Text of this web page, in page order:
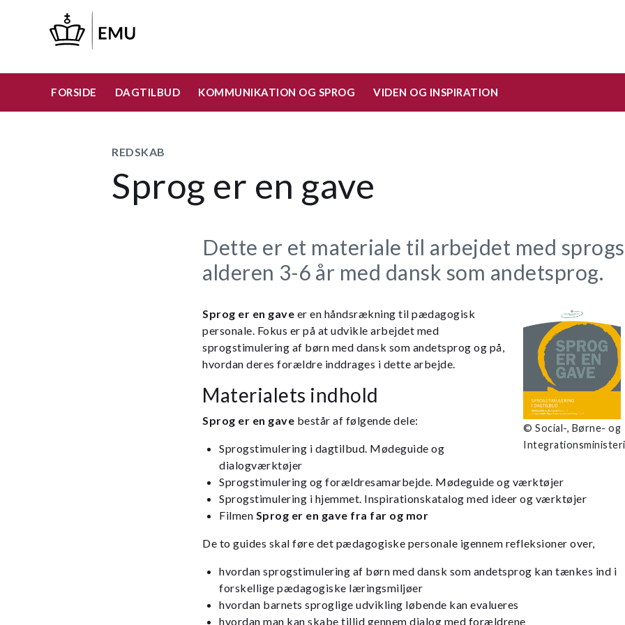
hovedindhold
FORSIDE DAGTILBUD KOMMUNIKATION OG SPROG VIDEN OG INSPIRATION
REDSKAB
Sprog er en gave
Dette er et materiale til arbejdet med
alderen 3-6 år med dansk som andetsprog.
© Social-, Børne- og
Sprog er en gave er en håndsrækning til pædagogisk
personale. Fokus er på at udvikle arbejdet med
sprogstimulering af børn med dansk som andetsprog og på,
hvordan deres forældre inddrages i dette arbejde.
Materialets indhold
Sprog er en gave består af følgende dele:
Sprogstimulering i dagtilbud. Mødeguide og
dialogværktøjer
Sprogstimulering og forældresamarbejde. Mødeguide og værktøjer
Sprogstimulering i hjemmet. Inspirationskatalog med ideer og værktøjer
Filmen Sprog er en gave fra far og mor
De to guides skal føre det pædagogiske personale igennem refleksioner over,
hvordan sprogstimulering af børn med dansk som andetsprog kan tænkes ind i
forskellige pædagogiske læringsmiljøer
hvordan barnets sproglige udvikling løbende kan evalueres
hvordan man kan skabe tillid gennem dialog med forældrene